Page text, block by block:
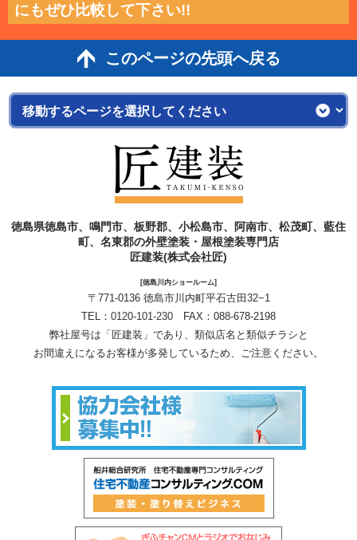
にもぜひ比較して下さい!!
このページの先頭へ戻る
徳島県徳島市、鳴門市、板野郡、小松島市、阿南市、松茂町、藍住
町、名東郡の外壁塗装・屋根塗装専門店
匠建装(株式会社匠)
[徳島川内ショールーム]
〒771-0136 徳島市川内町平石古田32−1
TEL： 0120-101-230 FAX：088-678-2198
弊社屋号は「匠建装」であり、類似店名と類似チラシと
お間違えになるお客様が多発しているため、ご注意ください。